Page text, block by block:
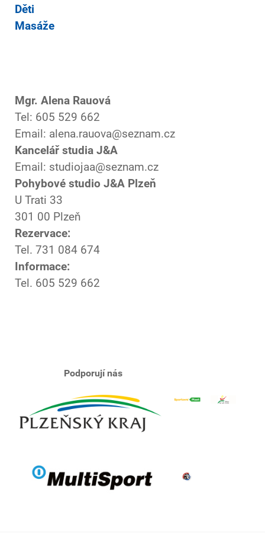
Děti
Masáže
Mgr. Alena Rauová
Tel: 605 529 662
Email: alena.rauova@seznam.cz
Kancelář studia J&A
Email: studiojaa@seznam.cz
Pohybové studio J&A Plzeň
U Trati 33
301 00 Plzeň
Rezervace:
Tel. 731 084 674
Informace:
Tel. 605 529 662
Podporují nás